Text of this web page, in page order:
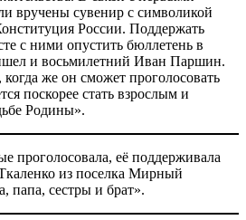
вручены сувенир с символикой
России. Поддержать
с ними опустить бюллетень в
и восьмилетний Иван Паршин.
же он сможет проголосовать
поскорее стать взрослым и
Родины».
проголосовала, её поддерживала
из поселка Мирный
папа, сестры и брат».